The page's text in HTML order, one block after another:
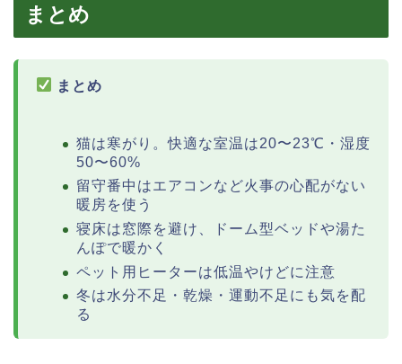
まとめ
まとめ
猫は寒がり。快適な室温は20〜23℃・湿度
50〜60%
留守番中はエアコンなど火事の心配がない
暖房を使う
寝床は窓際を避け、ドーム型ベッドや湯た
んぽで暖かく
ペット用ヒーターは低温やけどに注意
冬は水分不足・乾燥・運動不足にも気を配
る